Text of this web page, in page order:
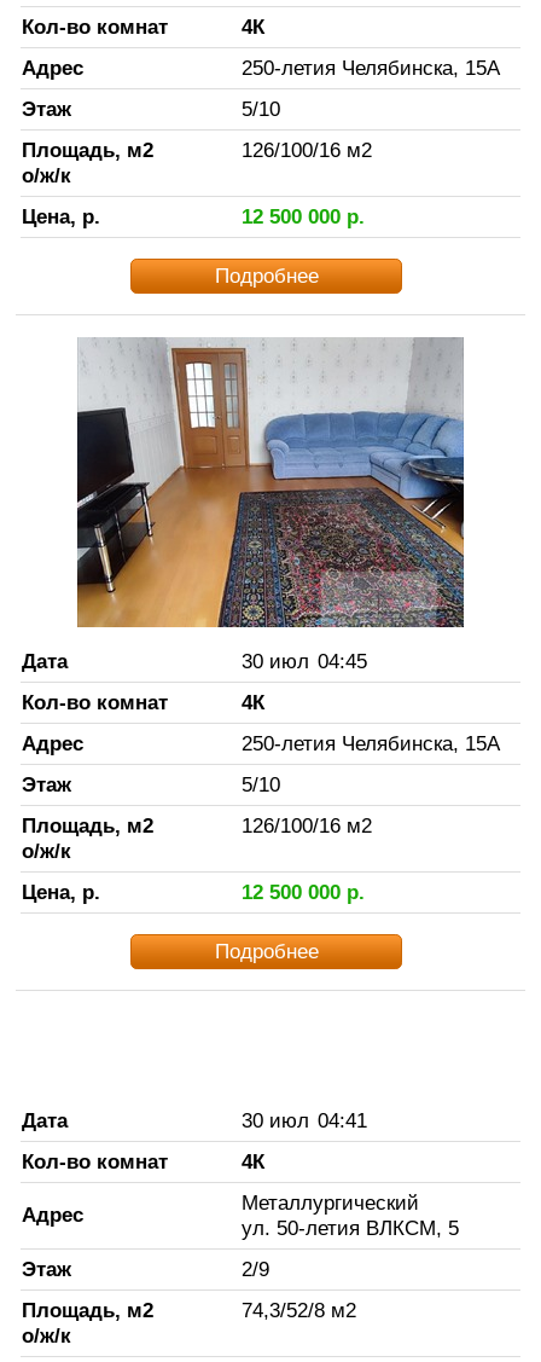
Кол-во комнат
4К
Адрес
250-летия Челябинска, 15А
Этаж
5/10
Площадь, м2
о/ж/к
126/100/16 м2
Цена, р. 12 500 000р.
Подробнее
Дата 30 июл 04:45
Кол-во комнат
4К
Адрес
250-летия Челябинска, 15А
Этаж
5/10
Площадь, м2
о/ж/к
126/100/16 м2
Цена, р. 12 500 000р.
Подробнее
Дата 30 июл 04:41
Кол-во комнат
4К
Адрес
Металлургический
ул. 50-летия ВЛКСМ, 5
Этаж
2/9
Площадь, м2
о/ж/к
74,3/52/8 м2